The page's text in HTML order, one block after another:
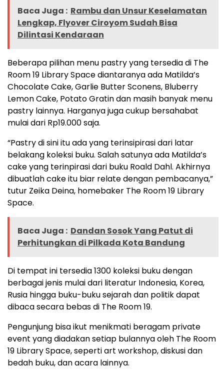
Baca Juga : Rambu dan Unsur Keselamatan
Lengkap, Flyover Ciroyom Sudah Bisa
Dilintasi Kendaraan
Beberapa pilihan menu pastry yang tersedia di The
Room 19 Library Space diantaranya ada Matilda’s
Chocolate Cake, Garlie Butter Sconens, Bluberry
Lemon Cake, Potato Gratin dan masih banyak menu
pastry lainnya. Harganya juga cukup bersahabat
mulai dari Rp19.000 saja.
“Pastry di sini itu ada yang terinsipirasi dari latar
belakang koleksi buku. Salah satunya ada Matilda’s
cake yang terinpirasi dari buku Roald Dahl. Akhirnya
dibuatlah cake itu biar relate dengan pembacanya,”
tutur Zeika Deina, homebaker The Room 19 Library
Space.
Baca Juga : Dandan Sosok Yang Patut di
Perhitungkan di Pilkada Kota Bandung
Di tempat ini tersedia 1300 koleksi buku dengan
berbagai jenis mulai dari literatur Indonesia, Korea,
Rusia hingga buku-buku sejarah dan politik dapat
dibaca secara bebas di The Room 19.
Pengunjung bisa ikut menikmati beragam private
event yang diadakan setiap bulannya oleh The Room
19 Library Space, seperti art workshop, diskusi dan
bedah buku, dan acara lainnya.